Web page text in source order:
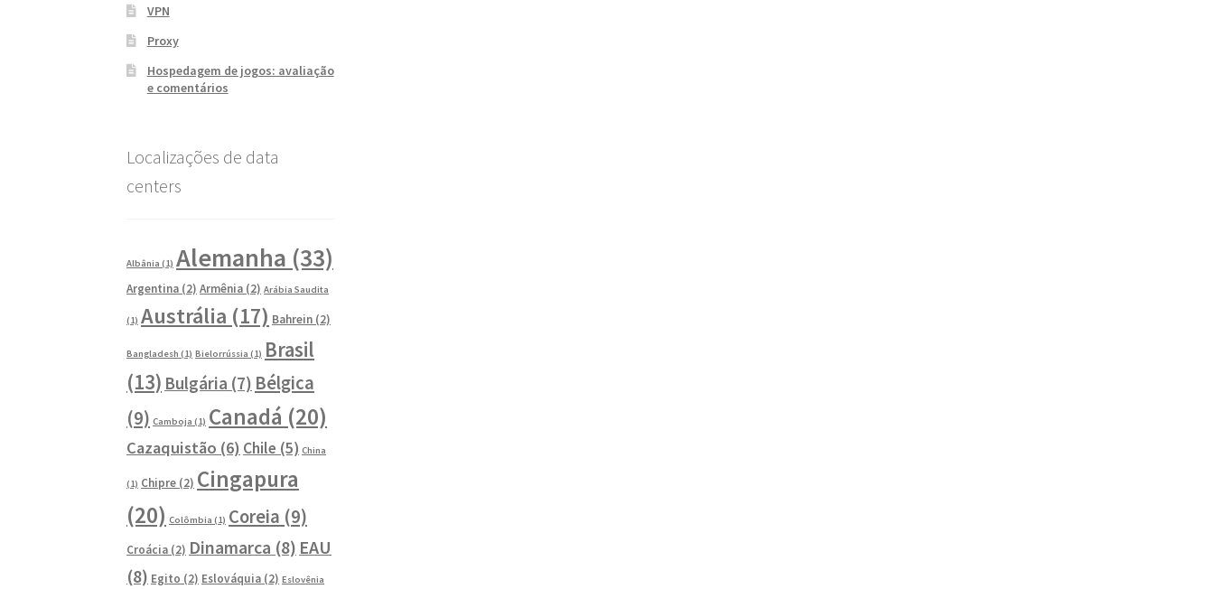
VPN
Proxy
Hospedagem de jogos: avaliação
e comentários
Localizações de data
centers
Albânia (1) Alemanha (33)
Argentina (2) Armênia (2) Arábia Saudita
(1) Austrália (17) Bahrein (2)
Bangladesh (1) Bielorrússia (1) Brasil
(13) Bulgária (7) Bélgica
(9) Camboja (1) Canadá (20)
Cazaquistão (6) Chile (5) China
(1) Chipre (2) Cingapura
(20) Colômbia (1) Coreia (9)
Croácia (2) Dinamarca (8) EAU
(8) Egito (2) Eslováquia (2) Eslovênia